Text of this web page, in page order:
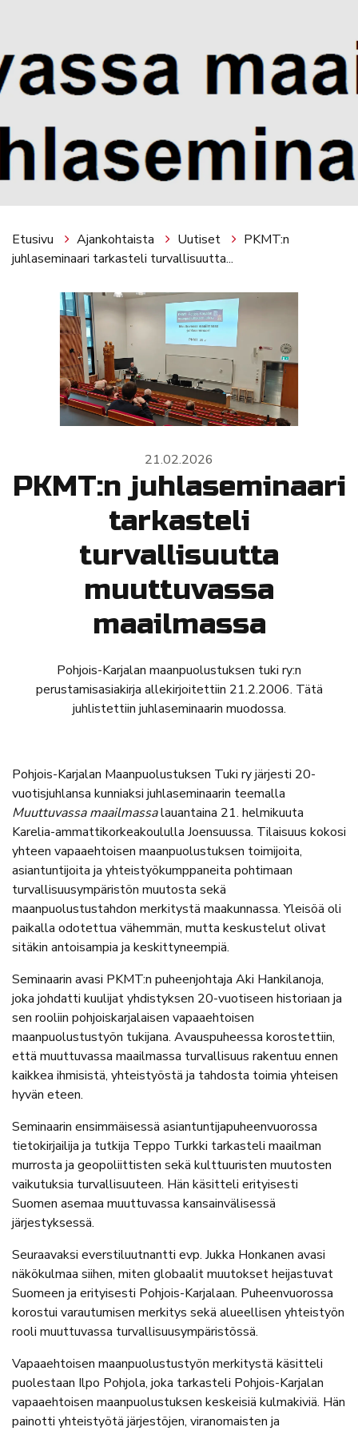
Etusivu Ajankohtaista Uutiset
PKMT:n
juhlaseminaari tarkasteli turvallisuutta...
21.02.2026
PKMT:n juhlaseminaari
tarkasteli
turvallisuutta
muuttuvassa
maailmassa
Pohjois-Karjalan maanpuolustuksen tuki ry:n
perustamisasiakirja allekirjoitettiin 21.2.2006. Tätä
juhlistettiin juhlaseminaarin muodossa.
Pohjois-Karjalan Maanpuolustuksen Tuki ry järjesti 20-
vuotisjuhlansa kunniaksi juhlaseminaarin teemalla
Muuttuvassa maailmassalauantaina 21. helmikuuta
Karelia-ammattikorkeakoululla Joensuussa. Tilaisuus kokosi
yhteen vapaaehtoisen maanpuolustuksen toimijoita,
asiantuntijoita ja yhteistyökumppaneita pohtimaan
turvallisuusympäristön muutosta sekä
maanpuolustustahdon merkitystä maakunnassa. Yleisöä oli
paikalla odotettua vähemmän, mutta keskustelut olivat
sitäkin antoisampia ja keskittyneempiä.
Seminaarin avasi PKMT:n puheenjohtaja Aki Hankilanoja,
joka johdatti kuulijat yhdistyksen 20-vuotiseen historiaan ja
sen rooliin pohjoiskarjalaisen vapaaehtoisen
maanpuolustustyön tukijana. Avauspuheessa korostettiin,
että muuttuvassa maailmassa turvallisuus rakentuu ennen
kaikkea ihmisistä, yhteistyöstä ja tahdosta toimia yhteisen
hyvän eteen.
Seminaarin ensimmäisessä asiantuntijapuheenvuorossa
tietokirjailija ja tutkija Teppo Turkki tarkasteli maailman
murrosta ja geopoliittisten sekä kulttuuristen muutosten
vaikutuksia turvallisuuteen. Hän käsitteli erityisesti
Suomen asemaa muuttuvassa kansainvälisessä
järjestyksessä.
Seuraavaksi everstiluutnantti evp. Jukka Honkanen avasi
näkökulmaa siihen, miten globaalit muutokset heijastuvat
Suomeen ja erityisesti Pohjois-Karjalaan. Puheenvuorossa
korostui varautumisen merkitys sekä alueellisen yhteistyön
rooli muuttuvassa turvallisuusympäristössä.
Vapaaehtoisen maanpuolustustyön merkitystä käsitteli
puolestaan Ilpo Pohjola, joka tarkasteli Pohjois-Karjalan
vapaaehtoisen maanpuolustuksen keskeisiä kulmakiviä. Hän
painotti yhteistyötä järjestöjen, viranomaisten ja